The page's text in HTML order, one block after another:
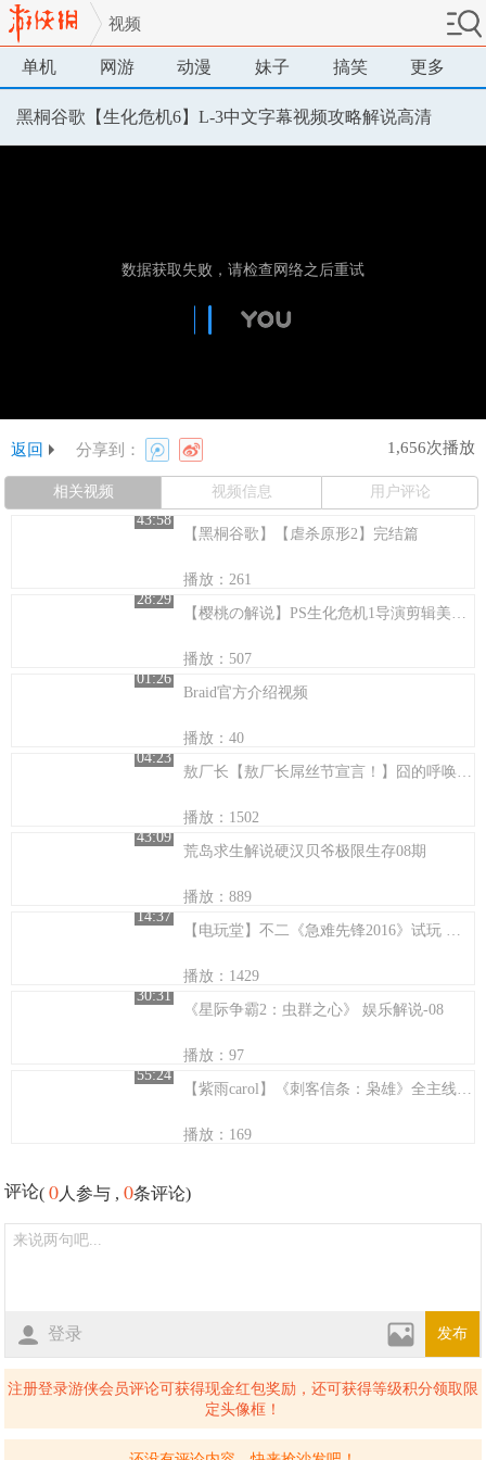
视频
单机 网游 动漫 妹子 搞笑 更多
黑桐谷歌【生化危机6】L-3中文字幕视频攻略解说高清
返回 分享到： 1,656次播放
相关视频 视频信息
用户评论
43:58
【黑桐谷歌】【虐杀原形2】完结篇
播放：261
28:29
【樱桃の解说】PS生化危机1导演剪辑美版克里斯流程解说第二段
播放：507
01:26
Braid官方介绍视频
播放：40
04:23
敖厂长【敖厂长屌丝节宣言！】囧的呼唤番外篇
播放：1502
43:09
荒岛求生解说硬汉贝爷极限生存08期
播放：889
14:37
【电玩堂】不二《急难先锋2016》试玩 汽车人！出发！
播放：1429
30:31
《星际争霸2：虫群之心》 娱乐解说-08
播放：97
55:24
【紫雨carol】《刺客信条：枭雄》全主线解说01
播放：169
评论(0 人参与 ,0条评论)
登录 发布
注册登录游侠会员评论可获得现金红包奖励，还可获得等级积分领取限
定头像框！